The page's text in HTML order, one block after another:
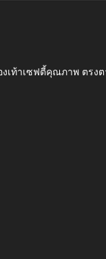
เท้าเซฟตี้คุณภาพ ตร